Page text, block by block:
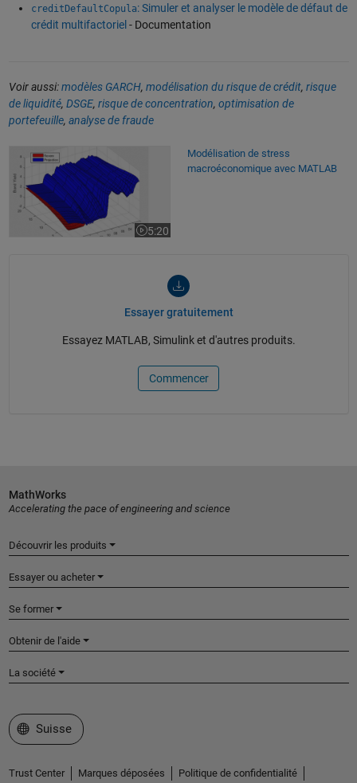
creditDefaultCopula: Simuler et analyser le modèle de défaut de
crédit multifactoriel - Documentation
Voir aussi:modèles GARCH, modélisation du risque de crédit, risque
de liquidité, DSGE, risque de concentration, optimisation de
portefeuille, analyse de fraude
Modélisation de stress macroéconomique avec MATLAB
5:20
La vidéo dure 5:20
Modélisation de stress
macroéconomique avec MATLAB
Essayer gratuitement
Essayez MATLAB, Simulink et d'autres produits.
Commencer
MathWorks
Accelerating the pace of engineering and science
Découvrir les produits
Essayer ou acheter
Se former
Obtenir de l'aide
La société
Sélectionner un site web
Suisse
Trust Center Marques déposées Politique de confidentialité